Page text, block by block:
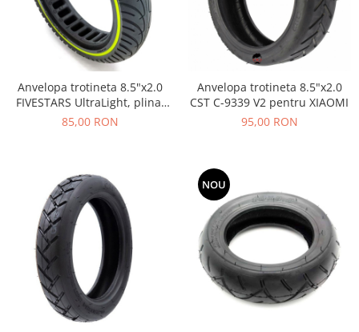
Anvelopa trotineta 8.5"x2.0
FIVESTARS UltraLight, plina,
negru/galben fluo
85,00 RON
Anvelopa trotineta 8.5"x2.0
CST C-9339 V2 pentru XIAOMI
95,00 RON
NOU